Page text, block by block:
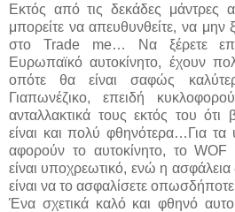
Εκτός από τις δεκάδες μάντρες
μπορείτε να απευθυνθείτε, να μην
στο Trade me… Να ξέρετε
Ευρωπαϊκό αυτοκίνητο, έχουν
οπότε θα είναι σαφώς
Γιαπωνέζικο, επειδή
ανταλλακτικά τους εκτός του ότι
είναι και πολύ φθηνότερα…Για
αφορούν το αυτοκίνητο, το
είναι υποχρεωτικό, ενώ η
είναι να το ασφαλίσετε
Ένα σχετικά καλό και φθηνό